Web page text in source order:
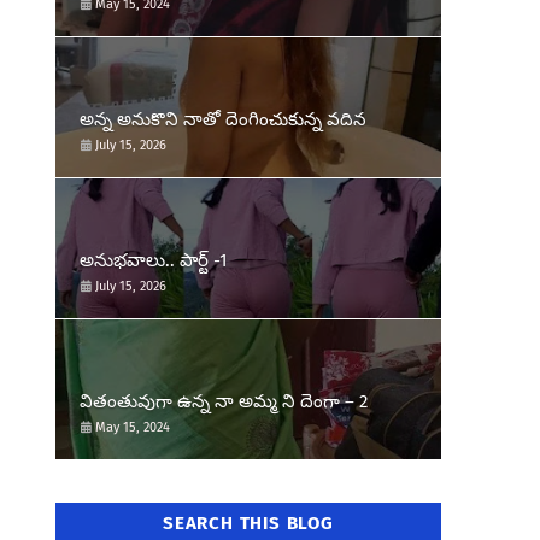
May 15, 2024
అన్న అనుకొని నాతో దెంగించుకున్న వదిన
July 15, 2026
అనుభవాలు.. పార్ట్ -1
July 15, 2026
వితంతువుగా ఉన్న నా అమ్మ ని దెంగా – 2
May 15, 2024
SEARCH THIS BLOG